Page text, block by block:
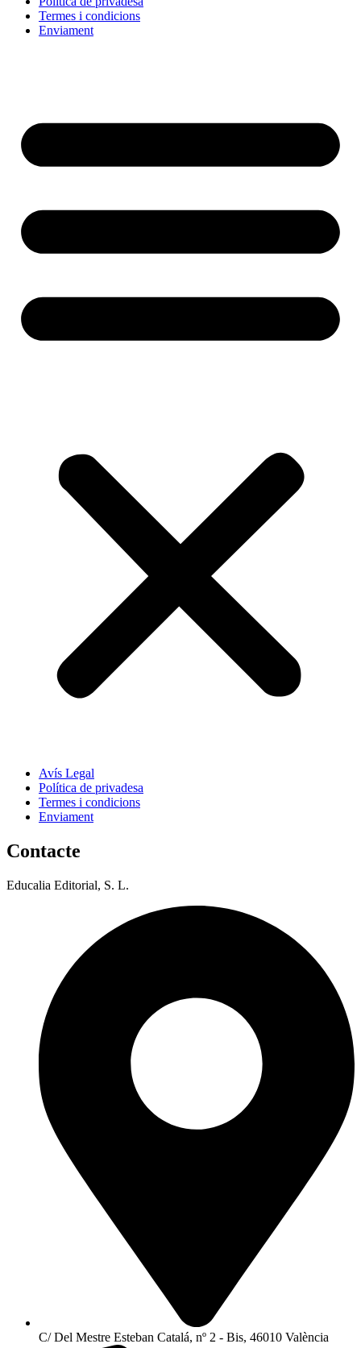
Termes i condicions
Enviament
Avís Legal
Política de privadesa
Termes i condicions
Enviament
Contacte
Educalia Editorial, S. L.
C/ Del Mestre Esteban Catalá, nº 2 - Bis, 46010 València